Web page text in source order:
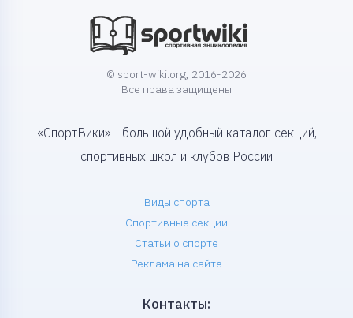
© sport-wiki.org, 2016-2026
Все права защищены
«СпортВики» - большой удобный каталог секций,
спортивных школ и клубов России
Виды спорта
Спортивные секции
Статьи о спорте
Реклама на сайте
Контакты: